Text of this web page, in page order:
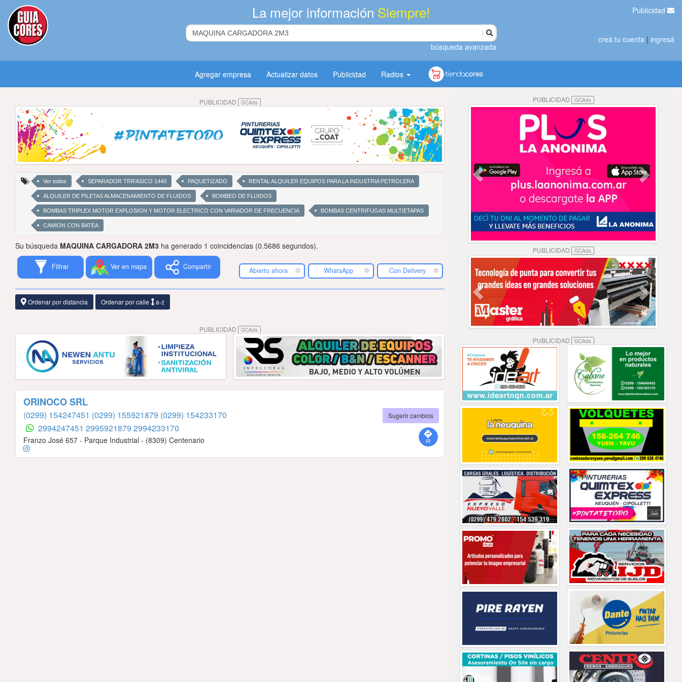
La mejor información Siempre!
búsqueda avanzada
Publicidad
creá tu cuenta | ingresá
Agregar empresa Actualizar datos Publicidad Radios
PUBLICIDAD GCAds
Ver todos SEPARADOR TRIFASICO 1440 PAQUETIZADO RENTAL ALQUILER EQUIPOS PARA LA INDUSTRIA PETROLERA
ALQUILER DE PILETAS ALMACENAMIENTO DE FLUIDOS BOMBEO DE FLUIDOS
BOMBAS TRIPLEX MOTOR EXPLOSION Y MOTOR ELECTRICO CON VARIADOR DE FRECUENCIA BOMBAS CENTRIFUGAS MULTIETAPAS
CAMION CON BATEA
Su búsqueda MAQUINA CARGADORA 2M3 ha generado 1 coincidencias (0.5686 segundos).
Filtrar Ver en mapa Compartir Abierto ahora WhatsApp Con Delivery
Ordenar por distancia Ordenar por calle a-z
PUBLICIDAD GCAds
ORINOCO SRL
(0299) 154247451 (0299) 155921879 (0299) 154233170
2994247451 2995921879 2994233170
Franzo José 657 - Parque Industrial - (8309) Centenario
Sugerir cambios
PUBLICIDAD GCAds
PUBLICIDAD GCAds
PUBLICIDAD GCAds